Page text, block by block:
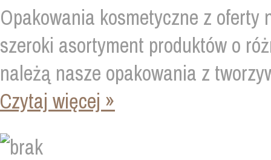
Opakowania kosmetyczne z
szeroki asortyment produktów o
należą nasze opakowania z
Czytaj więcej »